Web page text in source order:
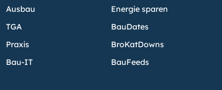
Ausbau
TGA
Praxis
Bau-IT
Energie sparen
BauDates
BroKatDowns
BauFeeds